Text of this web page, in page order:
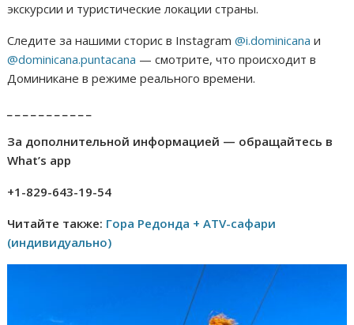
экскурсии и туристические локации страны.
Следите за нашими сторис в Instagram@i.dominicana и
@dominicana.puntacana — смотрите, что происходит в
Доминикане в режиме реального времени.
За дополнительной информацией — обращайтесь в
What’s app
+1-829-643-19-54
Читайте также: Гора Редонда + ATV-сафари
(индивидуально)